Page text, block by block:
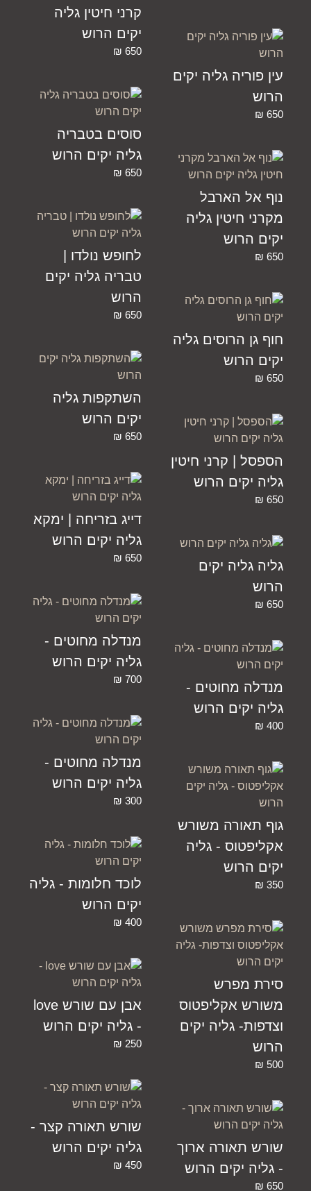
קרני חיטין גליה
יקים הרוש
650
₪
עין פוריה גליה יקים
הרוש
650
₪
סוסים בטבריה
גליה יקים הרוש
650
₪
נוף אל הארבל
מקרני חיטין גליה
יקים הרוש
650
₪
לחופש נולדו |
טבריה גליה יקים
הרוש
650
₪
חוף גן הרוסים גליה
יקים הרוש
650
₪
השתקפות גליה
יקים הרוש
650
₪
הספסל | קרני חיטין
גליה יקים הרוש
650
₪
דייג בזריחה | ימקא
גליה יקים הרוש
650
₪
גליה גליה יקים
הרוש
650
₪
מנדלה מחוטים -
גליה יקים הרוש
700
₪
מנדלה מחוטים -
גליה יקים הרוש
400
₪
מנדלה מחוטים -
גליה יקים הרוש
300
₪
גוף תאורה משורש
אקליפטוס - גליה
יקים הרוש
350
₪
לוכד חלומות - גליה
יקים הרוש
400
₪
סירת מפרש
משורש אקליפטוס
וצדפות- גליה יקים
הרוש
500
₪
אבן עם שורש love
- גליה יקים הרוש
250
₪
שורש תאורה קצר -
גליה יקים הרוש
450
₪
שורש תאורה ארוך
- גליה יקים הרוש
650
₪